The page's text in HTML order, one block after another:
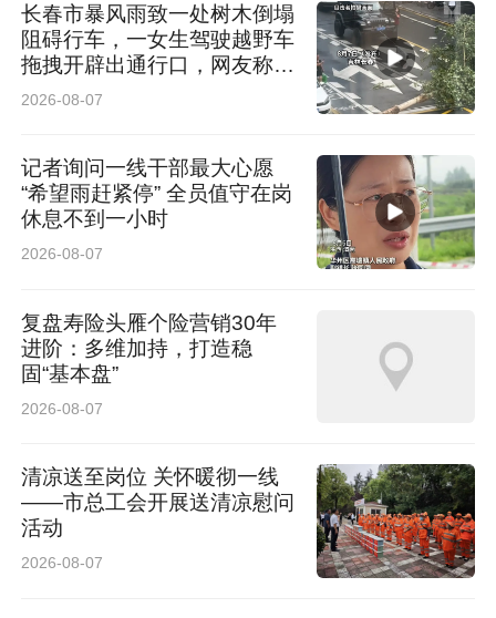
长春市暴风雨致一处树木倒塌
阻碍行车，一女生驾驶越野车
拖拽开辟出通行口，网友称赞
女司机拖拽时放缆旗还慢速！
2026-08-07
记者询问一线干部最大心愿
“希望雨赶紧停” 全员值守在岗
休息不到一小时
2026-08-07
复盘寿险头雁个险营销30年
进阶：多维加持，打造稳
固“基本盘”
2026-08-07
清凉送至岗位 关怀暖彻一线
——市总工会开展送清凉慰问
活动
2026-08-07